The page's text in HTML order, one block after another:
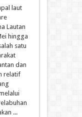
laut
Lautan
hingga
satu
dan
relatif
...